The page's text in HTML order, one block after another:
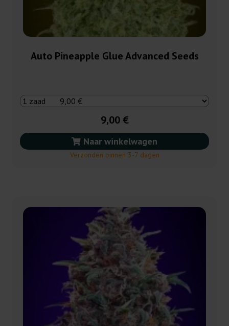
Auto Pineapple Glue Advanced Seeds
9,00 €
Naar winkelwagen
Verzonden binnen 3-7 dagen